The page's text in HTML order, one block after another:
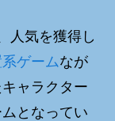
人気を獲得し
ゲームなが
ャラクター
となってい